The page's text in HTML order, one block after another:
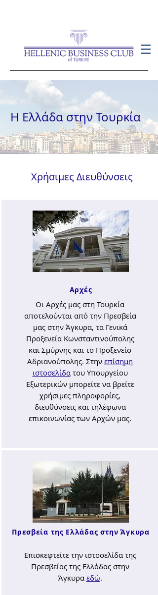
Η Ελλάδα στην Τουρκία
Χρήσιμες Διευθύνσεις
Αρχές
Οι Αρχές μας στη Τουρκία
αποτελούνται από την Πρεσβεία
μας στην Άγκυρα, τα Γενικά
Προξενεία Κωνσταντινούπολης
και Σμύρνης και το Προξενείο
Αδριανούπολης. Στην επίσημη
ιστοσελίδατου Υπουργείου
Εξωτερικών μπορείτε να βρείτε
χρήσιμες πληροφορίες,
διευθύνσεις και τηλέφωνα
επικοινωνίας των Αρχών μας.
Πρεσβεία της Ελλάδας στην Άγκυρα
Επισκεφτείτε την ιστοσελίδα της
Πρεσβείας της Ελλάδας στην
Άγκυρα εδώ.